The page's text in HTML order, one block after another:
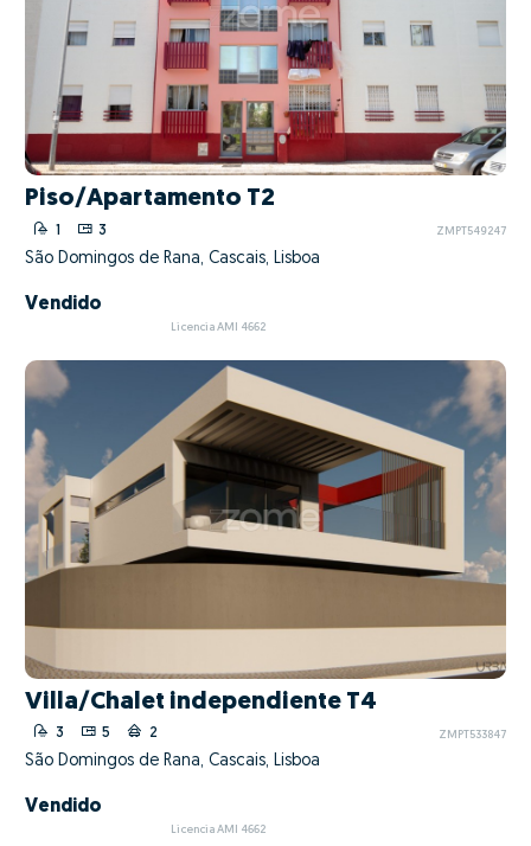
Piso/Apartamento T2
1 3 ZMPT549247
São Domingos de Rana, Cascais, Lisboa
Vendido
Licencia AMI 4662
Villa/Chalet independiente T4
3 5 2 ZMPT533847
São Domingos de Rana, Cascais, Lisboa
Vendido
Licencia AMI 4662